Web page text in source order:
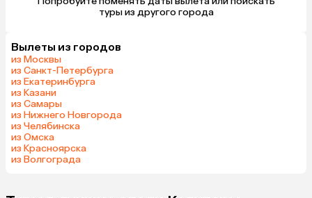
туры из другого города
Вылеты из городов
из Москвы
из Санкт-Петербурга
из Екатеринбурга
из Казани
из Самары
из Нижнего Новгорода
из Челябинска
из Омска
из Красноярска
из Волгограда